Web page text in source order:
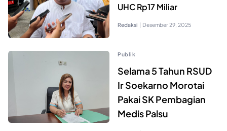
UHC Rp17 Miliar
Redaksi | Desember 29, 2025
Publik
Selama 5 Tahun RSUD
Ir Soekarno Morotai
Pakai SK Pembagian
Medis Palsu